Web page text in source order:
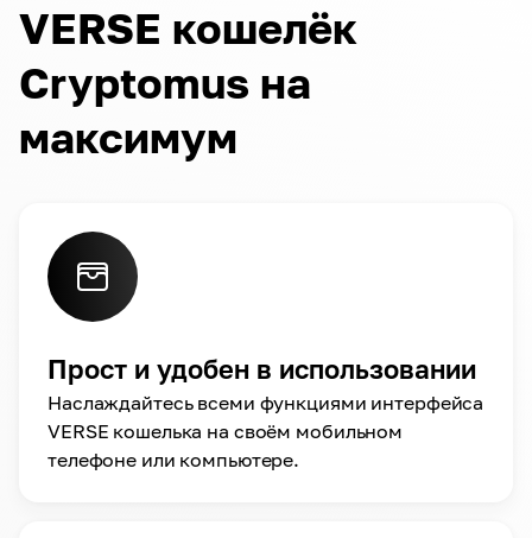
VERSE кошелёк
Cryptomus на
максимум
Прост и удобен в использовании
Наслаждайтесь всеми функциями интерфейса
VERSE кошелька на своём мобильном
телефоне или компьютере.